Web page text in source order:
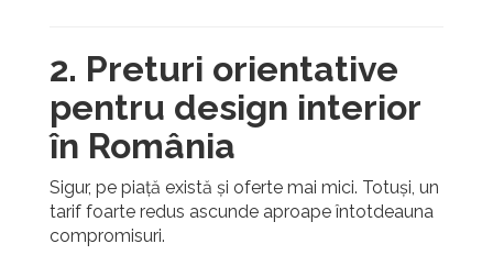
2. Preturi orientative
pentru design interior
în România
Sigur, pe piață există și oferte mai mici. Totuși, un
tarif foarte redus ascunde aproape întotdeauna
compromisuri.